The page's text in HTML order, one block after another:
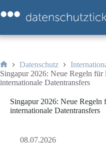
Inhalt
springen
Start
Datenschutz
Singapur 2026: Neue Regeln
internationale Datentransfers
Singapur 2026: Neue
internationale Datentransfers
08.07.2026